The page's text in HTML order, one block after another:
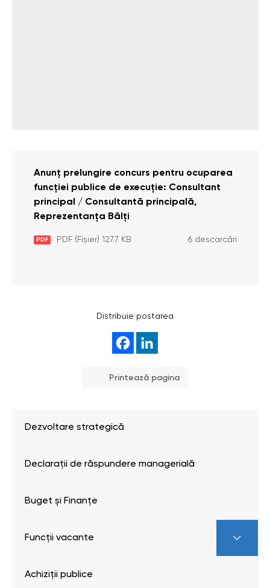
Anunț prelungire concurs pentru ocuparea
funcției publice de execuție: Consultant
principal / Consultantă principală,
Reprezentanța Bălți
PDF PDF (Fișier) 127.7 KB 6 descarcări
Distribuie postarea
Printează pagina
Dezvoltare strategică
Declarații de răspundere managerială
Buget și Finanțe
Funcții vacante
Achiziții publice